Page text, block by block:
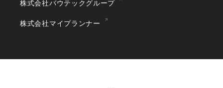
株式会社バウテックグループ
株式会社マイプランナー